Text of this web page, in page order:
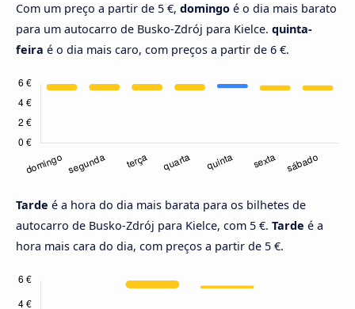
Com um preço a partir de 5 €, domingo é o dia mais barato
para um autocarro de Busko-Zdrój para Kielce. quinta-
feira é o dia mais caro, com preços a partir de 6 €.
Tarde é a hora do dia mais barata para os bilhetes de
autocarro de Busko-Zdrój para Kielce, com 5 €. Tarde é a
hora mais cara do dia, com preços a partir de 5 €.